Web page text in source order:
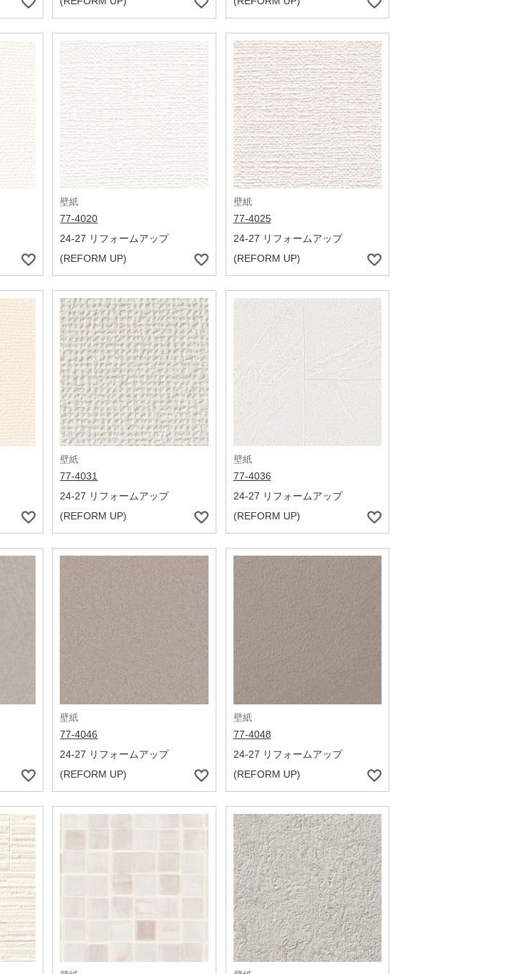
壁紙
77-4020
24-27 リフォームアップ
(REFORM UP)
壁紙
77-4025
24-27 リフォームアップ
(REFORM UP)
壁紙
77-4031
24-27 リフォームアップ
(REFORM UP)
壁紙
77-4036
24-27 リフォームアップ
(REFORM UP)
壁紙
77-4046
24-27 リフォームアップ
(REFORM UP)
壁紙
77-4048
24-27 リフォームアップ
(REFORM UP)